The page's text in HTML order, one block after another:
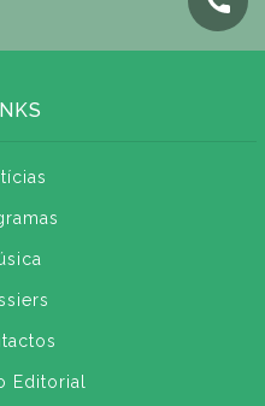
Editorial